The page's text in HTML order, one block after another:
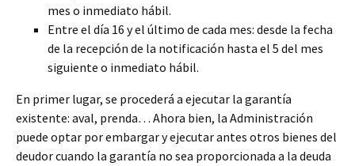
mes o inmediato hábil.
Entre el día 16 y el último de cada mes: desde la fecha
de la recepción de la notificación hasta el 5 del mes
siguiente o inmediato hábil.
En primer lugar, se procederá a ejecutar la garantía
existente: aval, prenda… Ahora bien, la Administración
puede optar por embargar y ejecutar antes otros bienes del
deudor cuando la garantía no sea proporcionada a la deuda